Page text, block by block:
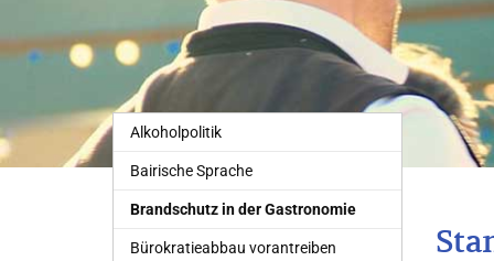
Alkoholpolitik
Bairische Sprache
Brandschutz in der Gastronomie
Bürokratieabbau vorantreiben